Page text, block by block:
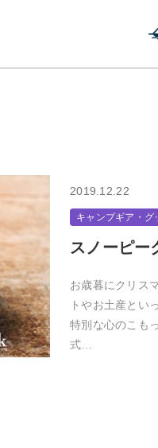
2019.12.22
キャンプギア・グ
スノーピー
お歳暮にクリス
トやお土産とい
特別な心のこも
式…